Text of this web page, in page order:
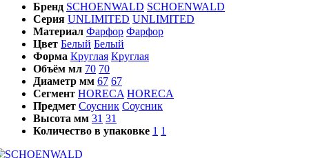
Бренд SCHOENWALD SCHOENWALD
Серия UNLIMITED UNLIMITED
Материал Фарфор Фарфор
Цвет Белый Белый
Форма Круглая Круглая
Объём мл 70 70
Диаметр мм 67 67
Сегмент HORECA HORECA
Предмет Соусник Соусник
Высота мм 31 31
Количество в упаковке 1 1